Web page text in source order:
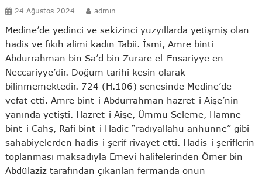
24 Ağustos 2024 admin
Medine’de yedinci ve sekizinci yüzyıllarda yetişmiş olan
hadis ve fıkıh alimi kadın Tabii. İsmi, Amre binti
Abdurrahman bin Sa’d bin Zürare el-Ensariyye en-
Neccariyye’dir. Doğum tarihi kesin olarak
bilinmemektedir. 724 (H.106) senesinde Medine’de
vefat etti. Amre bint-i Abdurrahman hazret-i Aişe’nin
yanında yetişti. Hazret-i Aişe, Ümmü Seleme, Hamne
bint-i Cahş, Rafi bint-i Hadic “radıyallahü anhünne” gibi
sahabiyelerden hadis-i şerif rivayet etti. Hadis-i şeriflerin
toplanması maksadıyla Emevi halifelerinden Ömer bin
Abdülaziz tarafından çıkarılan fermanda onun